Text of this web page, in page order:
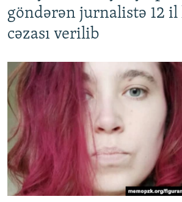
göndərən jurnalistə 12 il
cəzası verilib